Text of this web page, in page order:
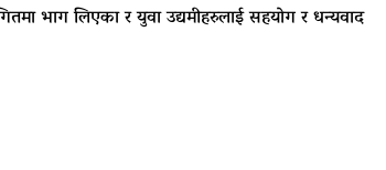
भाग लिएका र युवा उद्यमीहरुलाई सहयोग र धन्यवाद